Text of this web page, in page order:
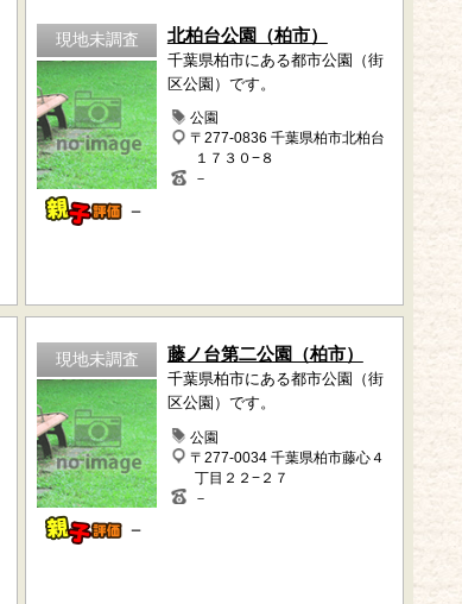
現地未調査
－
北柏台公園（柏市）
千葉県柏市にある都市公園（街
区公園）です。
公園
〒277-0836 千葉県柏市北柏台
１７３０−８
－
現地未調査
－
藤ノ台第二公園（柏市）
千葉県柏市にある都市公園（街
区公園）です。
公園
〒277-0034 千葉県柏市藤心４
丁目２２−２７
－